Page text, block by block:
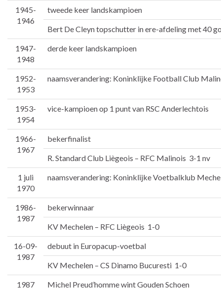
1945-
1946
tweede keer landskampioen
Bert De Cleyn topschutter in ere-afdeling met 40
1947-
1948
derde keer landskampioen
1952-
1953
naamsverandering: Koninklijke Football Club
1953-
1954
vice-kampioen op 1 punt van RSC Anderlechtois
1966-
1967
bekerfinalist
R. Standard Club Liègeois – RFC Malinois 3-1 nv
1 juli
1970
naamsverandering: Koninklijke Voetbalklub
1986-
1987
bekerwinnaar
KV Mechelen – RFC Liègeois 1-0
16-09-
1987
debuut in Europacup-voetbal
KV Mechelen – CS Dinamo Bucuresti 1-0
1987 Michel Preud’homme wint Gouden Schoen